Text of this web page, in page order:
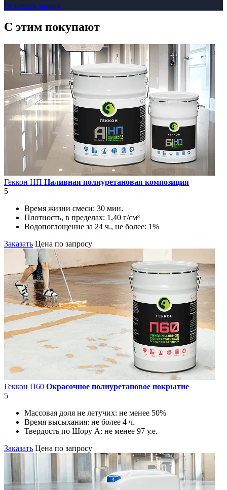
Оставить заявку
C этим покупают
Геккон НП Наливная полиуретановая композиция
5
Время жизни смеси: 30 мин.
Плотность, в пределах: 1,40 г/см³
Водопоглощение за 24 ч., не более: 1%
Заказать Цена по запросу
Геккон П60 Окрасочное полиуретановое покрытие
5
Массовая доля не летучих: не менее 50%
Время высыхания: не более 4 ч.
Твердость по Шору А: не менее 97 у.е.
Заказать Цена по запросу